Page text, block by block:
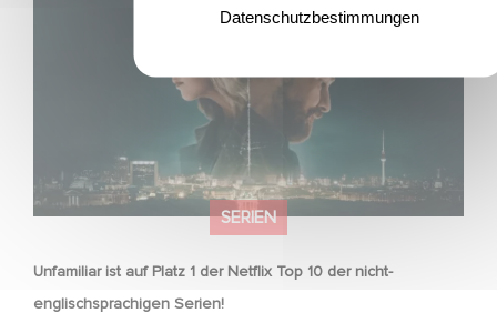
SERIEN
Unfamiliar ist auf Platz 1 der Netflix Top 10 der nicht-
englischsprachigen Serien!
englischsprachigen Serien!Datenschutzbestimmungen